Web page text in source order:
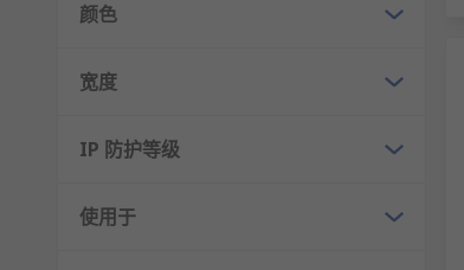
颜色
宽度
IP 防护等级
使用于